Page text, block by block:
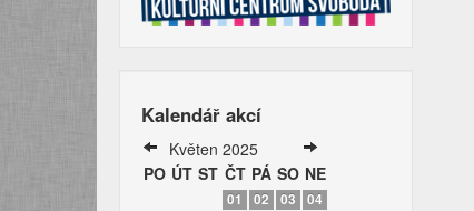
Kalendář akcí
Květen 2025
PO ÚT ST ČT PÁ SO NE
01 02 03
04